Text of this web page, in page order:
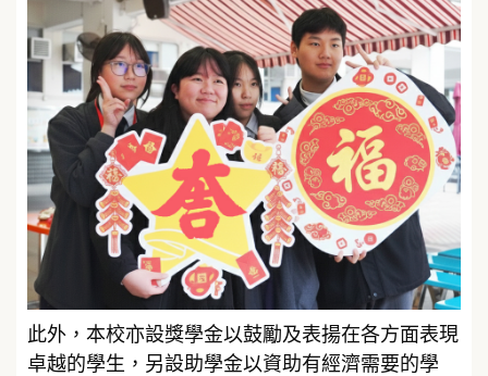
此外，本校亦設獎學金以鼓勵及表揚在各方面表現
卓越的學生，另設助學金以資助有經濟需要的學